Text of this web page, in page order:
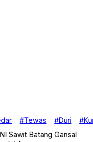
#Tewas #Duri
Sawit Batang Gansal